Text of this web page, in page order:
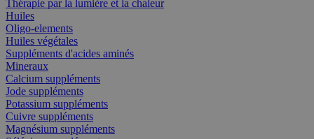
Thérapie par la lumière et la chaleur
Huiles
Oligo-elements
Huiles végétales
Suppléments d'acides aminés
Mineraux
Calcium suppléments
Jode suppléments
Potassium suppléments
Cuivre suppléments
Magnésium suppléments